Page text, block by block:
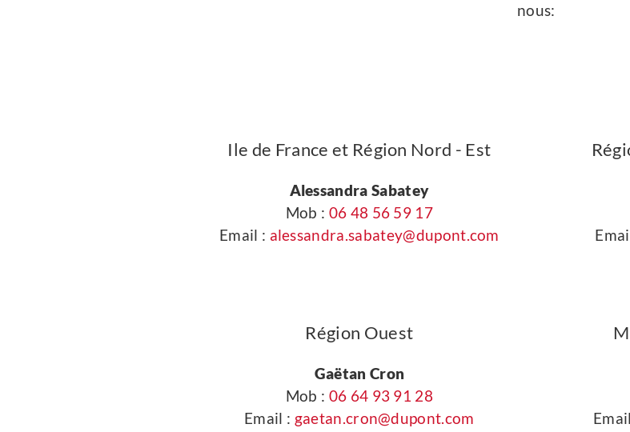
nous:
Ile de France et Région Nord - Est
Alessandra Sabatey
Mob : 06 48 56 59 17
Email : alessandra.sabatey@dupont.com
Région Ouest
Gaëtan Cron
Mob : 06 64 93 91 28
Email : gaetan.cron@dupont.com